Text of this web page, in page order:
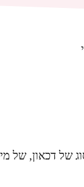
ידי בן 59, מעידה על סוג של